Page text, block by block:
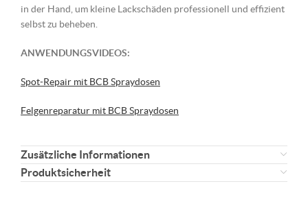
in der Hand, um kleine Lackschäden professionell und effizient
selbst zu beheben.
ANWENDUNGSVIDEOS:
Spot-Repair mit BCB Spraydosen
Felgenreparatur mit BCB Spraydosen
Zusätzliche Informationen
Produktsicherheit